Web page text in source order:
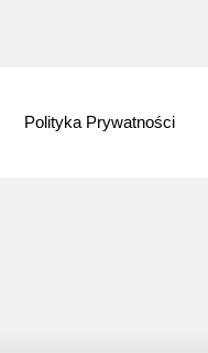
Polityka Prywatności